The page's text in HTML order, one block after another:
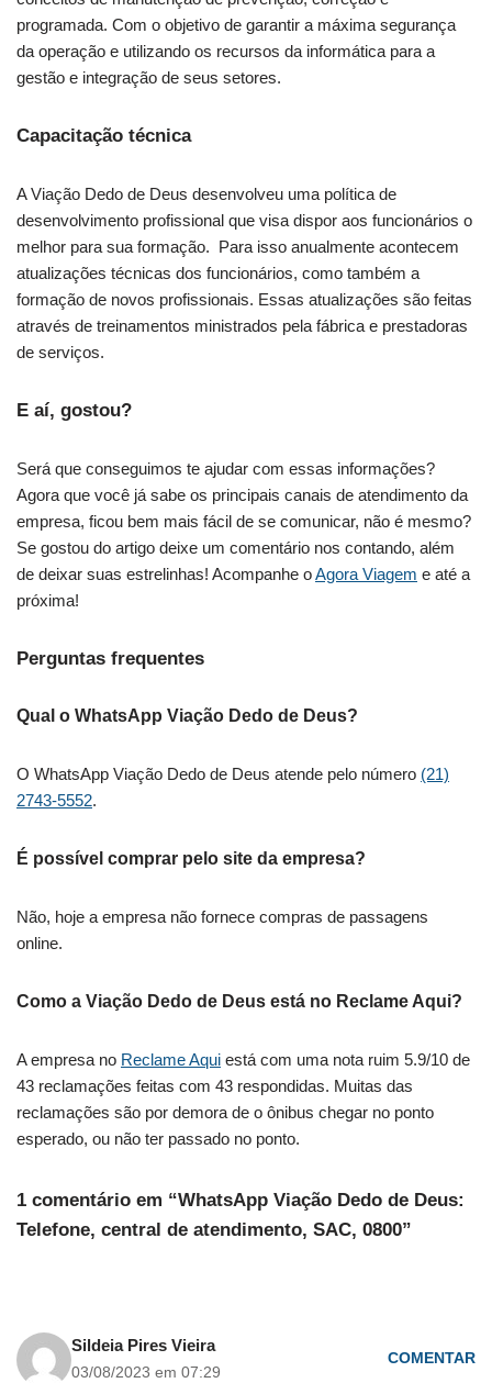
programada. Com o objetivo de garantir a máxima segurança
da operação e utilizando os recursos da informática para a
gestão e integração de seus setores.
Capacitação técnica
A Viação Dedo de Deus desenvolveu uma política de
desenvolvimento profissional que visa dispor aos funcionários o
melhor para sua formação. Para isso anualmente acontecem
atualizações técnicas dos funcionários, como também a
formação de novos profissionais. Essas atualizações são feitas
através de treinamentos ministrados pela fábrica e prestadoras
de serviços.
E aí, gostou?
Será que conseguimos te ajudar com essas informações?
Agora que você já sabe os principais canais de atendimento da
empresa, ficou bem mais fácil de se comunicar, não é mesmo?
Se gostou do artigo deixe um comentário nos contando, além
de deixar suas estrelinhas! Acompanhe oAgora Viagem e até a
próxima!
Perguntas frequentes
Qual o WhatsApp Viação Dedo de Deus?
O WhatsApp Viação Dedo de Deus atende pelo número (21)
2743-5552.
É possível comprar pelo site da empresa?
Não, hoje a empresa não fornece compras de passagens
online.
Como a Viação Dedo de Deus está no Reclame Aqui?
A empresa no Reclame Aqui está com uma nota ruim 5.9/10 de
43 reclamações feitas com 43 respondidas. Muitas das
reclamações são por demora de o ônibus chegar no ponto
esperado, ou não ter passado no ponto.
1 comentário em “WhatsApp Viação Dedo de Deus:
Telefone, central de atendimento, SAC, 0800”
Sildeia Pires Vieira
03/08/2023 em 07:29
COMENTAR